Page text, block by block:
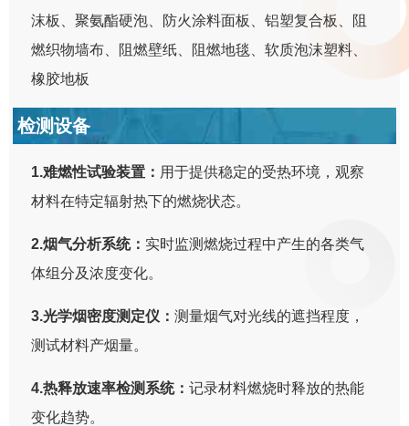
沫板、聚氨酯硬泡、防火涂料面板、铝塑复合板、阻
燃织物墙布、阻燃壁纸、阻燃地毯、软质泡沫塑料、
橡胶地板
检测设备
1.难燃性试验装置： 用于提供稳定的受热环境，观察
材料在特定辐射热下的燃烧状态。
2.烟气分析系统： 实时监测燃烧过程中产生的各类气
体组分及浓度变化。
3.光学烟密度测定仪：测量烟气对光线的遮挡程度，
测试材料产烟量。
4.热释放速率检测系统：记录材料燃烧时释放的热能
变化趋势。